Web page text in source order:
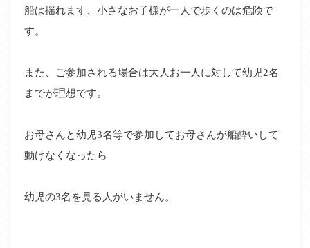
船は揺れます、小さなお子様が一人で歩くのは危険で
す。
また、ご参加される場合は大人お一人に対して幼児2名
までが理想です。
お母さんと幼児3名等で参加してお母さんが船酔いして
動けなくなったら
幼児の3名を見る人がいません。